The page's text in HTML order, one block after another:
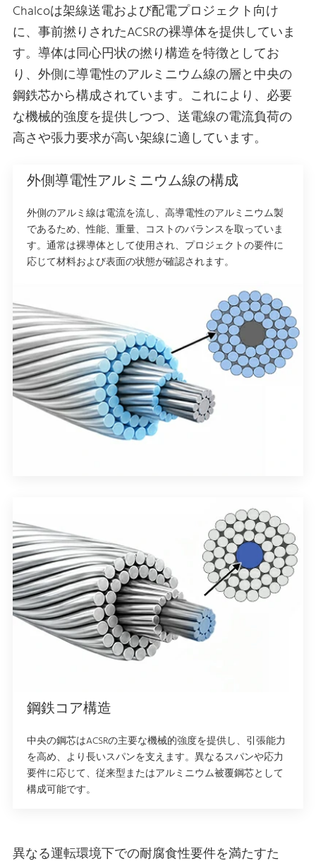
Chalcoは架線送電および配電プロジェクト向け
に、事前撚りされたACSRの裸導体を提供していま
す。導体は同心円状の撚り構造を特徴としてお
り、外側に導電性のアルミニウム線の層と中央の
鋼鉄芯から構成されています。これにより、必要
な機械的強度を提供しつつ、送電線の電流負荷の
高さや張力要求が高い架線に適しています。
外側導電性アルミニウム線の構成
外側のアルミ線は電流を流し、高導電性のアルミニウム製
であるため、性能、重量、コストのバランスを取っていま
す。通常は裸導体として使用され、プロジェクトの要件に
応じて材料および表面の状態が確認されます。
鋼鉄コア構造
中央の鋼芯はACSRの主要な機械的強度を提供し、引張能力
を高め、より長いスパンを支えます。異なるスパンや応力
要件に応じて、従来型またはアルミニウム被覆鋼芯として
構成可能です。
異なる運転環境下での耐腐食性要件を満たすた